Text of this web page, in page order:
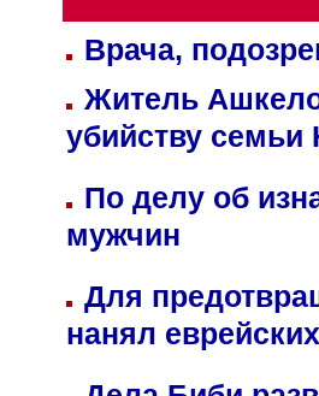
Врача,
Житель
убийству семьи
По делу об
мужчин
Для
нанял